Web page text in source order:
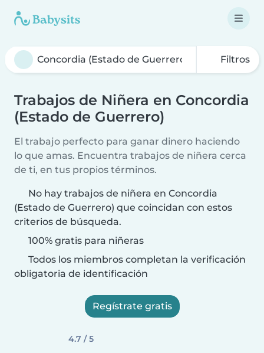
Filtros
Trabajos de Niñera en Concordia
(Estado de Guerrero)
El trabajo perfecto para ganar dinero haciendo
lo que amas. Encuentra trabajos de niñera cerca
de ti, en tus propios términos.
No hay trabajos de niñera en Concordia
(Estado de Guerrero) que coincidan con estos
criterios de búsqueda.
100% gratis para niñeras
Todos los miembros completan la verificación
obligatoria de identificación
Regístrate gratis
4.7 / 5